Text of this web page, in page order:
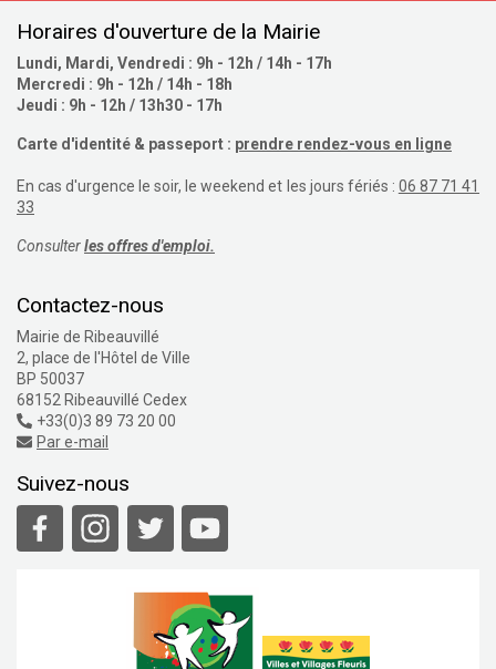
Horaires d'ouverture de la Mairie
Lundi, Mardi, Vendredi : 9h - 12h / 14h - 17h
Mercredi : 9h - 12h / 14h - 18h
Jeudi : 9h - 12h / 13h30 - 17h
Carte d'identité & passeport : prendre rendez-vous en ligne
En cas d'urgence le soir, le weekend et les jours fériés : 06 87 71 41
33
Consulterles offres d'emploi.
Contactez-nous
Mairie de Ribeauvillé
2, place de l'Hôtel de Ville
BP 50037
68152 Ribeauvillé Cedex
+33(0)3 89 73 20 00
Par e-mail
Suivez-nous